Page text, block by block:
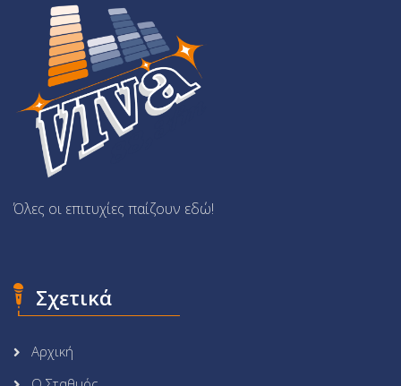
Όλες οι επιτυχίες παίζουν εδώ!
Σχετικά
Αρχική